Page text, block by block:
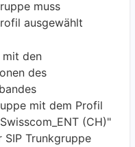
muss
ausgewählt
mit den
des
mit dem Profil
(CH)"
SIP Trunkgruppe